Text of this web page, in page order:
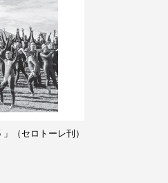
（セロトーレ刊）